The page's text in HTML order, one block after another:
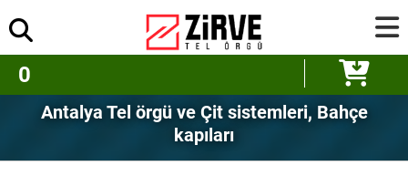
0
Antalya Tel örgü ve Çit sistemleri, Bahçe
kapıları